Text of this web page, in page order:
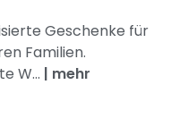
Geschenke für
Familien.
W... | mehr